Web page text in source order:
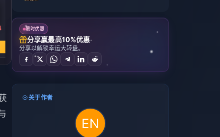
￥ 159.26
￥ 318.82
立即购买
限时优惠
分享赢最高10%优惠
分享以解锁幸运大转盘。
关于作者